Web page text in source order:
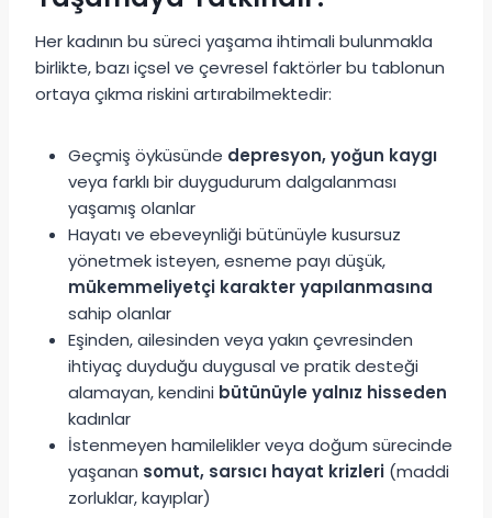
Her kadının bu süreci yaşama ihtimali bulunmakla
birlikte, bazı içsel ve çevresel faktörler bu tablonun
ortaya çıkma riskini artırabilmektedir:
Geçmiş öyküsünde depresyon, yoğun kaygı
veya farklı bir duygudurum dalgalanması
yaşamış olanlar
Hayatı ve ebeveynliği bütünüyle kusursuz
yönetmek isteyen, esneme payı düşük,
mükemmeliyetçi karakter yapılanmasına
sahip olanlar
Eşinden, ailesinden veya yakın çevresinden
ihtiyaç duyduğu duygusal ve pratik desteği
alamayan, kendini bütünüyle yalnız hisseden
kadınlar
İstenmeyen hamilelikler veya doğum sürecinde
yaşanan somut, sarsıcı hayat krizleri (maddi
zorluklar, kayıplar)